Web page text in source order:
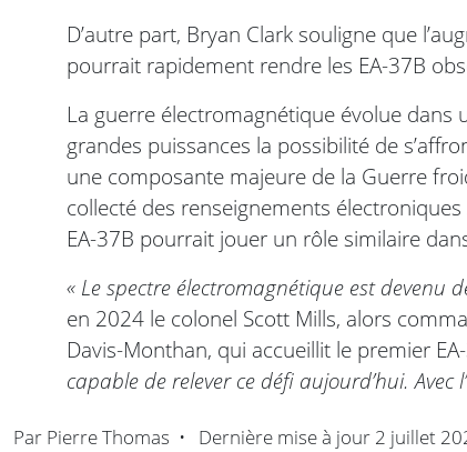
D’autre part, Bryan Clark souligne que
pourrait rapidement rendre les EA-37B
La guerre électromagnétique évolue
grandes puissances la possibilité de
une composante majeure de la Guerre
collecté des renseignements
EA-37B pourrait jouer un rôle similaire
« Le spectre électromagnétique est devenu
en 2024 le colonel Scott Mills, alors
Davis-Monthan, qui accueillit le premier
capable de relever ce défi aujourd’hui. Avec
Par Pierre Thomas • Dernière mise à jour 2 juillet